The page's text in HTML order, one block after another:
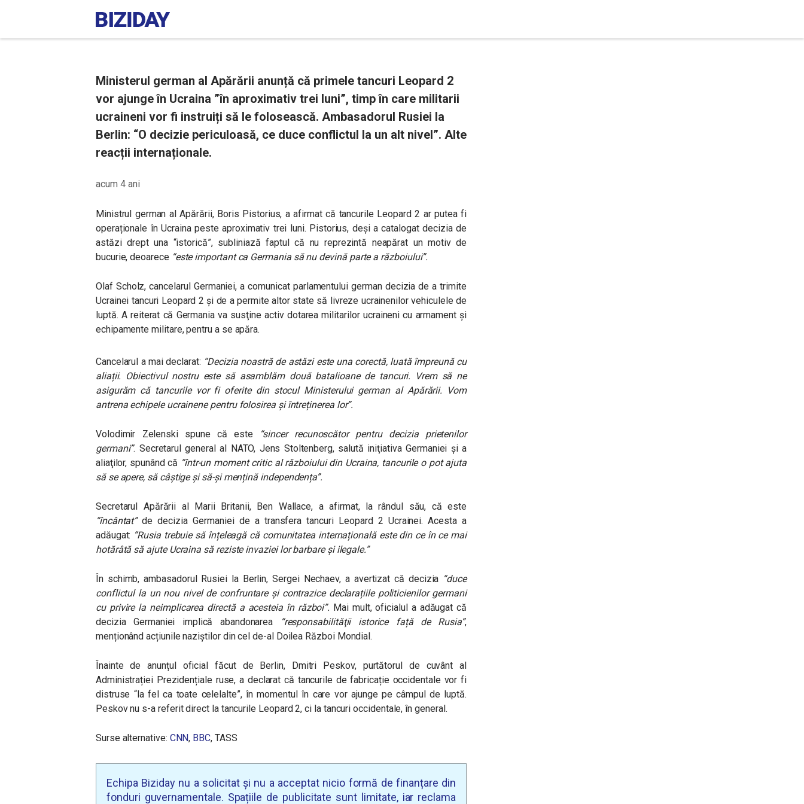
Ministerul german al Apărării anunță că primele tancuri Leopard 2
vor ajunge în Ucraina ”în aproximativ trei luni”, timp în care militarii
ucraineni vor fi instruiți să le folosească. Ambasadorul Rusiei la
Berlin: “O decizie periculoasă, ce duce conflictul la un alt nivel”. Alte
reacții internaționale.
acum 4 ani
Ministrul german al Apărării, Boris Pistorius, a afirmat că tancurile Leopard 2 ar putea fi
operaționale în Ucraina peste aproximativ trei luni. Pistorius, deşi a catalogat decizia de
astăzi drept una “istorică”, subliniază faptul că nu reprezintă neapărat un motiv de
bucurie, deoarece “este important ca Germania să nu devină parte a războiului”.
Olaf Scholz, cancelarul Germaniei, a comunicat parlamentului german decizia de a trimite
Ucrainei tancuri Leopard 2 și de a permite altor state să livreze ucrainenilor vehiculele de
luptă. A reiterat că Germania va susţine activ dotarea militarilor ucraineni cu armament şi
echipamente militare, pentru a se apăra.
Cancelarul a mai declarat: “Decizia noastră de astăzi este una corectă, luată împreună cu
aliații. Obiectivul nostru este să asamblăm două batalioane de tancuri. Vrem să ne
asigurăm că tancurile vor fi oferite din stocul Ministerului german al Apărării. Vom
antrena echipele ucrainene pentru folosirea și întreținerea lor”.
Volodimir Zelenski spune că este
“sincer recunoscător pentru decizia prietenilor
germani”. Secretarul general al NATO, Jens Stoltenberg, salută iniţiativa Germaniei şi a
aliaţilor, spunând că “într-un moment critic al războiului din Ucraina, tancurile o pot ajuta
să se apere, să câștige și să-și mențină independența”.
Secretarul Apărării al Marii Britanii, Ben Wallace, a afirmat, la rândul său, că este
“încântat”de decizia Germaniei de a transfera tancuri Leopard 2 Ucrainei. Acesta a
adăugat: “Rusia trebuie să înțeleagă că comunitatea internațională este din ce în ce mai
hotărâtă să ajute Ucraina să reziste invaziei lor barbare și ilegale.”
În schimb, ambasadorul Rusiei la Berlin, Sergei Nechaev, a avertizat că decizia “duce
conflictul la un nou nivel de confruntare și contrazice declarațiile politicienilor germani
cu privire la neimplicarea directă a acesteia în război”. Mai mult, oficialul a adăugat că
decizia Germaniei implică abandonarea
“responsabilităţii istorice față de Rusia”,
menționând acțiunile naziștilor din cel de-al Doilea Război Mondial.
Înainte de anunțul oficial făcut de Berlin, Dmitri Peskov, purtătorul de cuvânt al
Administrației Prezidențiale ruse, a declarat că tancurile de fabricație occidentale vor fi
distruse “la fel ca toate celelalte”, în momentul în care vor ajunge pe câmpul de luptă.
Peskov nu s-a referit direct la tancurile Leopard 2, ci la tancuri occidentale, în general.
Surse alternative: CNN, BBC, TASS
Echipa Biziday nu a solicitat și nu a acceptat nicio formă de finanțare din
fonduri guvernamentale. Spațiile de publicitate sunt limitate, iar reclama